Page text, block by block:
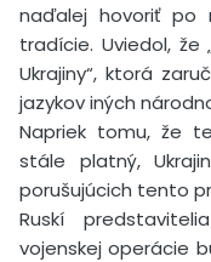
naďalej hovoriť po
tradície. Uviedol,
Ukrajiny“, ktorá
jazykov iných
Napriek tomu, že
stále platný,
porušujúcich tento
Ruskí
vojenskej operácie